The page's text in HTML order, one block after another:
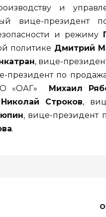
и
вице-президент
и режиму
политике Дмитрий
, вице-
президент по
«ОАГ» Михаил
Николай Строков,
, вице-президент
.